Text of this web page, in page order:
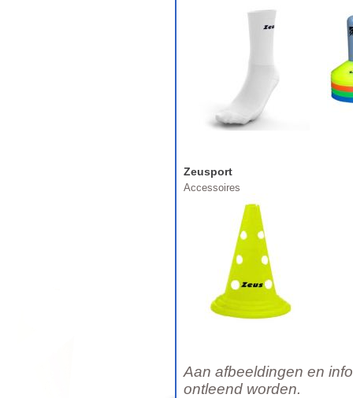
Zeusport
Accessoires
Aan afbeeldingen en
ontleend worden.